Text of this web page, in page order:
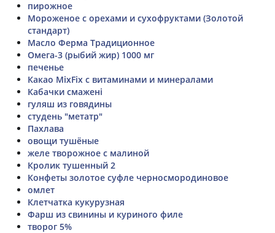
пирожное
Мороженое с орехами и сухофруктами (Золотой
стандарт)
Масло Ферма Традиционное
Омега-3 (рыбий жир) 1000 мг
печенье
Какао MixFix с витаминами и минералами
Кабачки смажені
гуляш из говядины
студень "метатр"
Пахлава
овощи тушёные
желе творожное с малиной
Кролик тушенный 2
Конфеты золотое суфле черносмородиновое
омлет
Клетчатка кукурузная
Фарш из свинины и куриного филе
творог 5%